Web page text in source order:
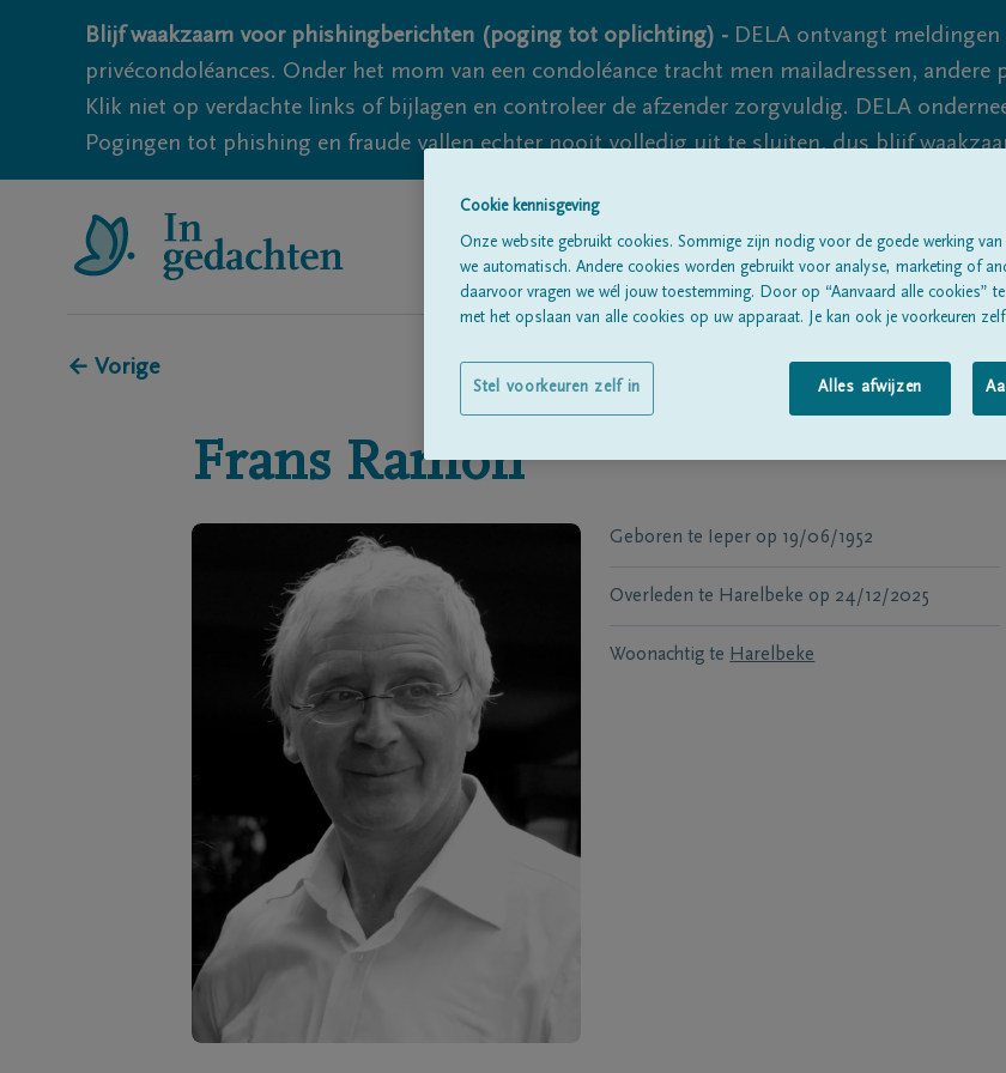
Blijf waakzaam voor phishingberichten (poging tot oplichting) - DELA ontvangt
privécondoléances. Onder het mom van een condoléance tracht men mailadressen, andere
Klik niet op verdachte links of bijlagen en controleer de afzender zorgvuldig. DELA
Pogingen tot phishing en fraude vallen echter nooit volledig uit te sluiten, dus blijf
Alle rouwberichten
← Vorige
Frans Ramon
Geboren te Ieper op 19/06/1952
Overleden te Harelbeke op 24/12/2025
Woonachtig te Harelbeke
Cookie kennisgeving
Onze website gebruikt cookies. Sommige zijn nodig voor de goede werking
we automatisch. Andere cookies worden gebruikt voor analyse, marketing of
daarvoor vragen we wél jouw toestemming. Door op “Aanvaard alle cookies”
met het opslaan van alle cookies op uw apparaat. Je kan ook je voorkeuren zelf
Alles afwijzen
Stel voorkeuren zelf in